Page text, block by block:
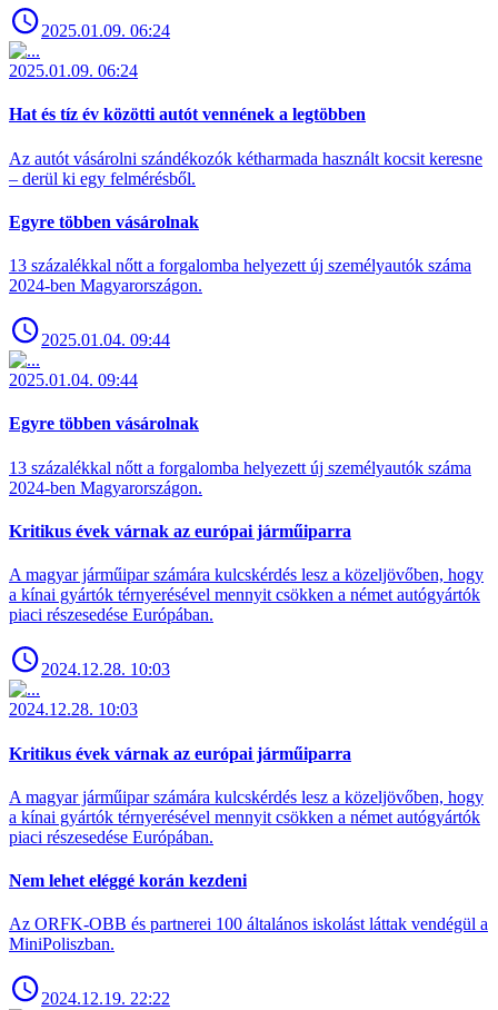
2025.01.09. 06:24
2025.01.09. 06:24
Hat és tíz év közötti autót vennének a legtöbben
Az autót vásárolni szándékozók kétharmada használt kocsit keresne
– derül ki egy felmérésből.
Egyre többen vásárolnak
13 százalékkal nőtt a forgalomba helyezett új személyautók száma
2024-ben Magyarországon.
2025.01.04. 09:44
2025.01.04. 09:44
Egyre többen vásárolnak
13 százalékkal nőtt a forgalomba helyezett új személyautók száma
2024-ben Magyarországon.
Kritikus évek várnak az európai járműiparra
A magyar járműipar számára kulcskérdés lesz a közeljövőben, hogy
a kínai gyártók térnyerésével mennyit csökken a német autógyártók
piaci részesedése Európában.
2024.12.28. 10:03
2024.12.28. 10:03
Kritikus évek várnak az európai járműiparra
A magyar járműipar számára kulcskérdés lesz a közeljövőben, hogy
a kínai gyártók térnyerésével mennyit csökken a német autógyártók
piaci részesedése Európában.
Nem lehet eléggé korán kezdeni
Az ORFK-OBB és partnerei 100 általános iskolást láttak vendégül a
MiniPoliszban.
2024.12.19. 22:22